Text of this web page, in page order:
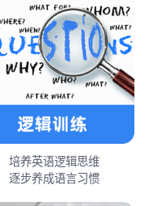
培养英语逻辑思维
逐步养成语言习惯